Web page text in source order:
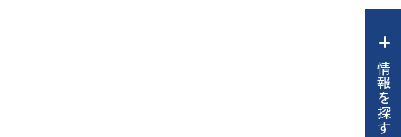
情報を探す